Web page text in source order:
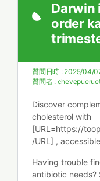
Darwin
order
質問日時 : 2025/04/
質問者 :
Discover
cholesterol with
[URL=https://
/URL] ,
Having trouble
antibiotic needs?